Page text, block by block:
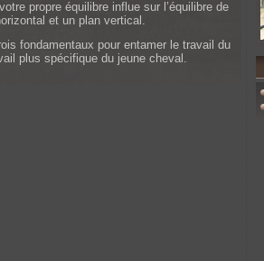
propre équilibre influe sur l’équilibre de
et un plan vertical.
fondamentaux pour entamer le travail du
plus spécifique du jeune cheval.